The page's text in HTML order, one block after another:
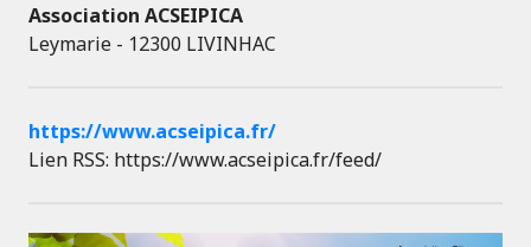
Association ACSEIPICA
Leymarie - 12300 LIVINHAC
https://www.acseipica.fr/
Lien RSS: https://www.acseipica.fr/feed/